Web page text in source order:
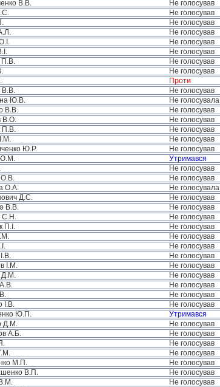
В.В.
Не голосував
Не голосував
Не голосував
Не голосував
Не голосував
Не голосував
П.В.
Не голосував
Не голосував
Проти
В.В.
Не голосував
Ю.В.
Не голосувала
В.В.
Не голосував
В.О.
Не голосував
П.В.
Не голосував
Не голосував
Ю.Р.
Не голосував
Утримався
Не голосував
Не голосував
О.А.
Не голосувала
Д.С.
Не голосував
В.В.
Не голосував
С.Н.
Не голосував
П.І.
Не голосував
Не голосував
Не голосував
Не голосував
І.М.
Не голосував
Д.М.
Не голосував
Не голосував
Не голосував
І.В.
Не голосував
Ю.П.
Утримався
Д.М.
Не голосував
А.Б.
Не голосував
Не голосував
Не голосував
М.П.
Не голосував
В.П.
Не голосував
Не голосував